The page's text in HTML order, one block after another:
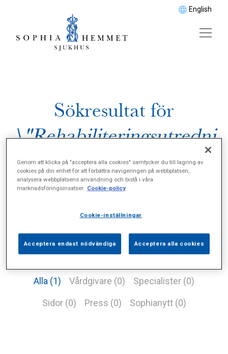
English
Sökresultat för
\"Rehabiliteringsutredni
ng\"
Alla (1) Vårdgivare (0) Specialister (0)
Sidor (0) Press (0) Sophianytt (0)
Genom att klicka på "acceptera alla cookies" samtycker du till lagring av
cookies på din enhet för att förbättra navigeringen på webbplatsen,
analysera webbplatsens användning och bistå i våra
marknadsföringsinsatser. Cookie-policy
Cookie-inställningar
Acceptera endast nödvändiga Acceptera alla cookies